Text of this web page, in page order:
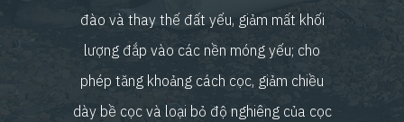
đào và thay thế đất yếu, giảm mất khối
lượng đắp vào các nền móng yếu; cho
phép tăng khoảng cách cọc, giảm chiều
dày bề cọc và loại bỏ độ nghiêng của cọc